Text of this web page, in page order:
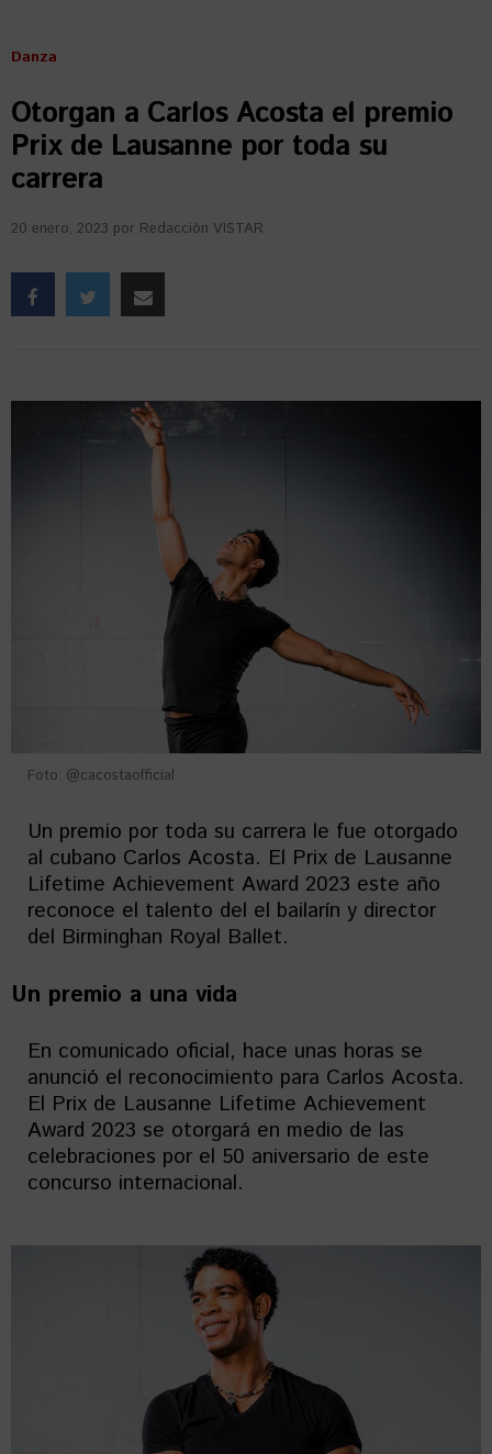
Danza
Otorgan a Carlos Acosta el premio
Prix de Lausanne por toda su
carrera
20 enero, 2023 por Redacción VISTAR
Foto: @cacostaofficial
Un premio por toda su carrera le fue otorgado
al cubano Carlos Acosta. El Prix de Lausanne
Lifetime Achievement Award 2023 este año
reconoce el talento del el bailarín y director
del Birminghan Royal Ballet.
Un premio a una vida
En comunicado oficial, hace unas horas se
anunció el reconocimiento para Carlos Acosta.
El Prix de Lausanne Lifetime Achievement
Award 2023 se otorgará en medio de las
celebraciones por el 50 aniversario de este
concurso internacional.